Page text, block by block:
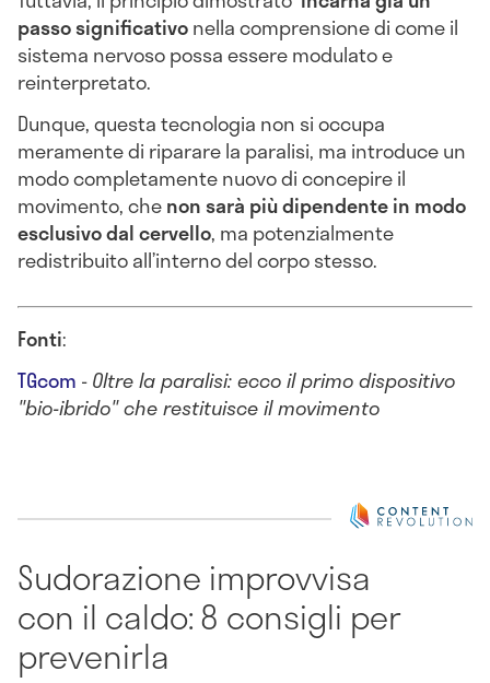
passo significativonella comprensione di come il
sistema nervoso possa essere modulato e
reinterpretato.
Dunque, questa tecnologia non si occupa
meramente di riparare la paralisi, ma introduce un
modo completamente nuovo di concepire il
movimento, chenon sarà più dipendente in modo
esclusivo dal cervello, ma potenzialmente
redistribuito all’interno del corpo stesso.
Fonti:
TGcom -Oltre la paralisi: ecco il primo dispositivo
"bio-ibrido" che restituisce il movimento
Sudorazione improvvisa
con il caldo: 8 consigli per
prevenirla